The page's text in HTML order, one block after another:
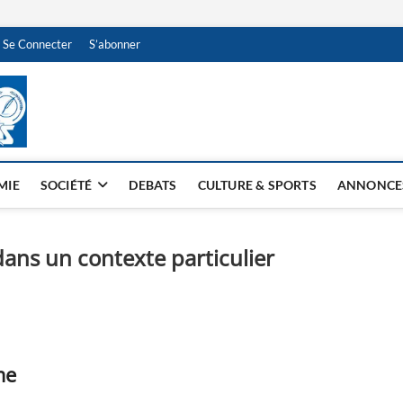
Se Connecter S’abonner
NDJAMENA HEBDO
SOCIÉTÉ DEBATS CULTURE & SPORTS
un contexte particulier